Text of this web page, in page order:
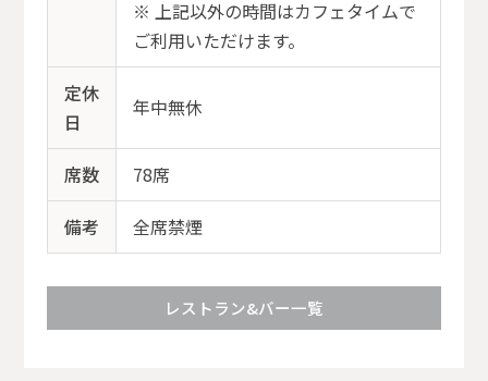
※ 上記以外の時間はカフェタイムで
ご利用いただけます。
定休
日
年中無休
席数
78席
備考
全席禁煙
レストラン&バー一覧